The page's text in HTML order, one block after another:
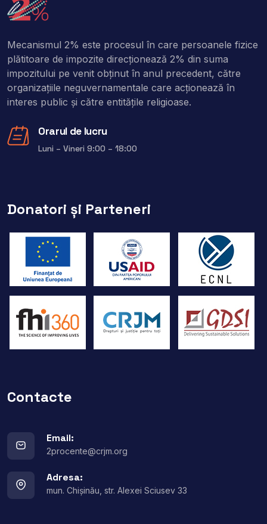
Mecanismul 2% este procesul în care persoanele fizice
plătitoare de impozite direcţionează 2% din suma
impozitului pe venit obţinut în anul precedent, către
organizaţiile neguvernamentale care acţionează în
interes public şi către entitățile religioase.
Orarul de lucru
Luni – Vineri 9:00 – 18:00
Donatori și Parteneri
Contacte
Email:
2procente@crjm.org
Adresa:
mun. Chișinău, str. Alexei Sciusev 33